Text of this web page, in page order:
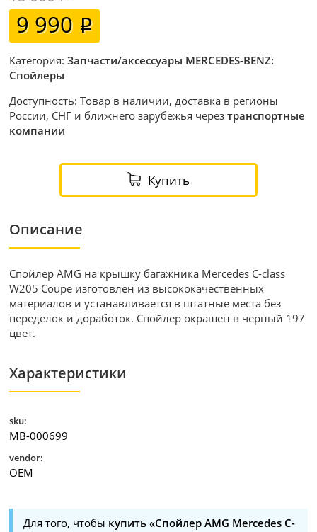
9 990
Категория:Запчасти/аксессуары MERCEDES-BENZ:
Спойлеры
Доступность: Товар в наличии, доставка в регионы
России, СНГ и ближнего зарубежья черезтранспортные
компании
Купить
Описание
Спойлер AMG на крышку багажника Mercedes C-class
W205 Coupe изготовлен из высококачественных
материалов и устанавливается в штатные места без
переделок и доработок. Спойлер окрашен в черный 197
цвет.
Характеристики
sku:
MB-000699
vendor:
OEM
Для того, чтобы купить «Спойлер AMG Mercedes C-